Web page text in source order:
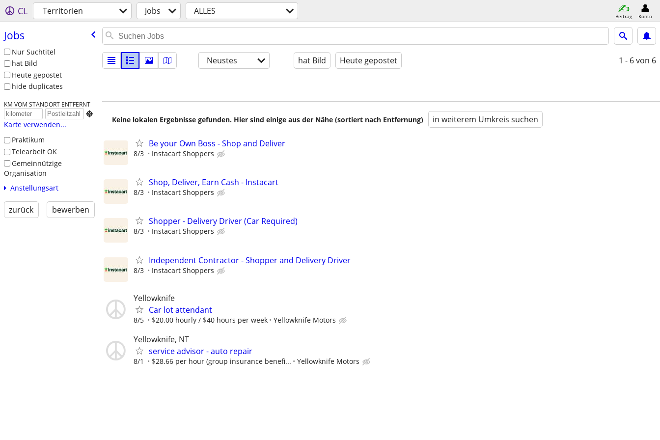
CL Territorien Jobs ALLES Beitrag Konto
Jobs
Nur Suchtitel
hat Bild
Heute gepostet
hide duplicates
KM VOM STANDORT ENTFERNT

Karte verwenden...
Praktikum
Telearbeit OK
Gemeinnützige
Organisation
Anstellungsart
zurück bewerben
Neustes hat Bild Heute gepostet 1 - 6von 6
Keine lokalen Ergebnisse gefunden. Hier sind einige aus der Nähe (sortiert nach Entfernung) in weiterem Umkreis suchen
Be your Own Boss - Shop and Deliver
8/3 Instacart Shoppers
Shop, Deliver, Earn Cash - Instacart
8/3 Instacart Shoppers
Shopper - Delivery Driver (Car Required)
8/3 Instacart Shoppers
Independent Contractor - Shopper and Delivery Driver
8/3 Instacart Shoppers
Yellowknife
Car lot attendant
8/5 $20.00 hourly / $40 hours per week Yellowknife Motors
Yellowknife, NT
service advisor - auto repair
8/1 $28.66 per hour (group insurance benefi... Yellowknife Motors